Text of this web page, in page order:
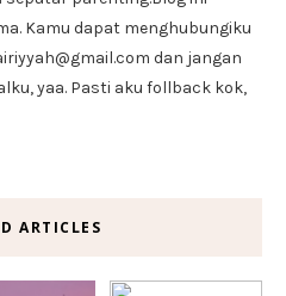
Kamu dapat menghubungiku
dan jangan
yaa. Pasti aku follback kok,
ARTICLES